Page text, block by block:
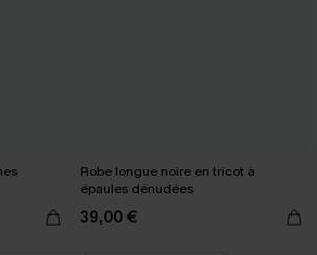
Robe longue noire en tricot à
épaules dénudées
39,00 €